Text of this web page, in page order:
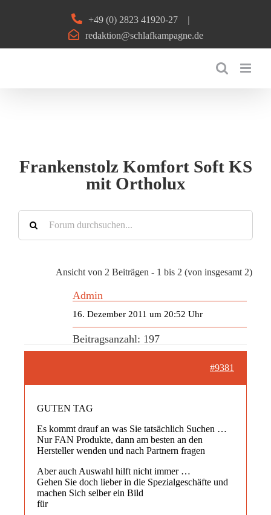
+49 (0) 2823 41920-27
|
redaktion@schlafkampagne.de
Frankenstolz Komfort Soft KS
mit Ortholux
Ansicht von 2 Beiträgen - 1 bis 2 (von insgesamt 2)
Admin
16. Dezember 2011 um 20:52 Uhr
Beitragsanzahl: 197
#9381
GUTEN TAG
Es kommt drauf an was Sie tatsächlich Suchen …
Nur FAN Produkte, dann am besten an den
Hersteller wenden und nach Partnern fragen
Aber auch Auswahl hilft nicht immer …
Gehen Sie doch lieber in die Spezialgeschäfte und
machen Sich selber ein Bild
für